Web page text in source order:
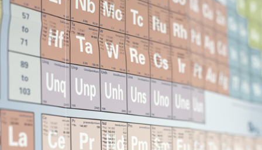
EUROLAB
SETTORI DI ANALISI
RDP APP
ULTIME DAL LABORATORIO
LAVORA CON NOI
Mostra versione desktop
IT
EN